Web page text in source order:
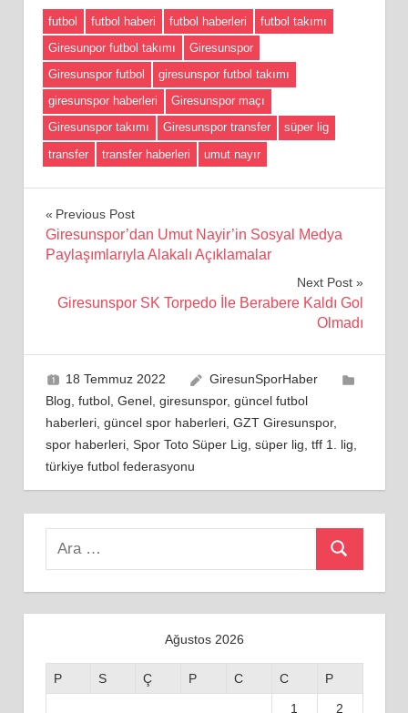
futbol futbol haberi futbol haberleri
futbol takımı
Giresunpor futbol takımı
Giresunspor
Giresunspor futbol
giresunspor futbol takımı
giresunspor haberleri
Giresunspor maçı
Giresunspor takımı
Giresunspor transfer
süper lig
transfer
transfer haberleri umut nayır
Yazı
gezinmesi
Previous Post
Giresunspor’dan Umut Nayir’in Sosyal Medya
Paylaşımlarıyla Alakalı Açıklamalar
Next Post
Giresunspor SK Torpedo İle Berabere Kaldı Gol
Olmadı
18 Temmuz 2022
GiresunSporHaber
Blog, futbol, Genel, giresunspor, güncel futbol
haberleri, güncel spor haberleri, GZT Giresunspor,
spor haberleri, Spor Toto Süper Lig, süper lig, tff 1. lig,
türkiye futbol federasyonu
Search
Ara
Ağustos 2026
P S Ç P C C P
1 2